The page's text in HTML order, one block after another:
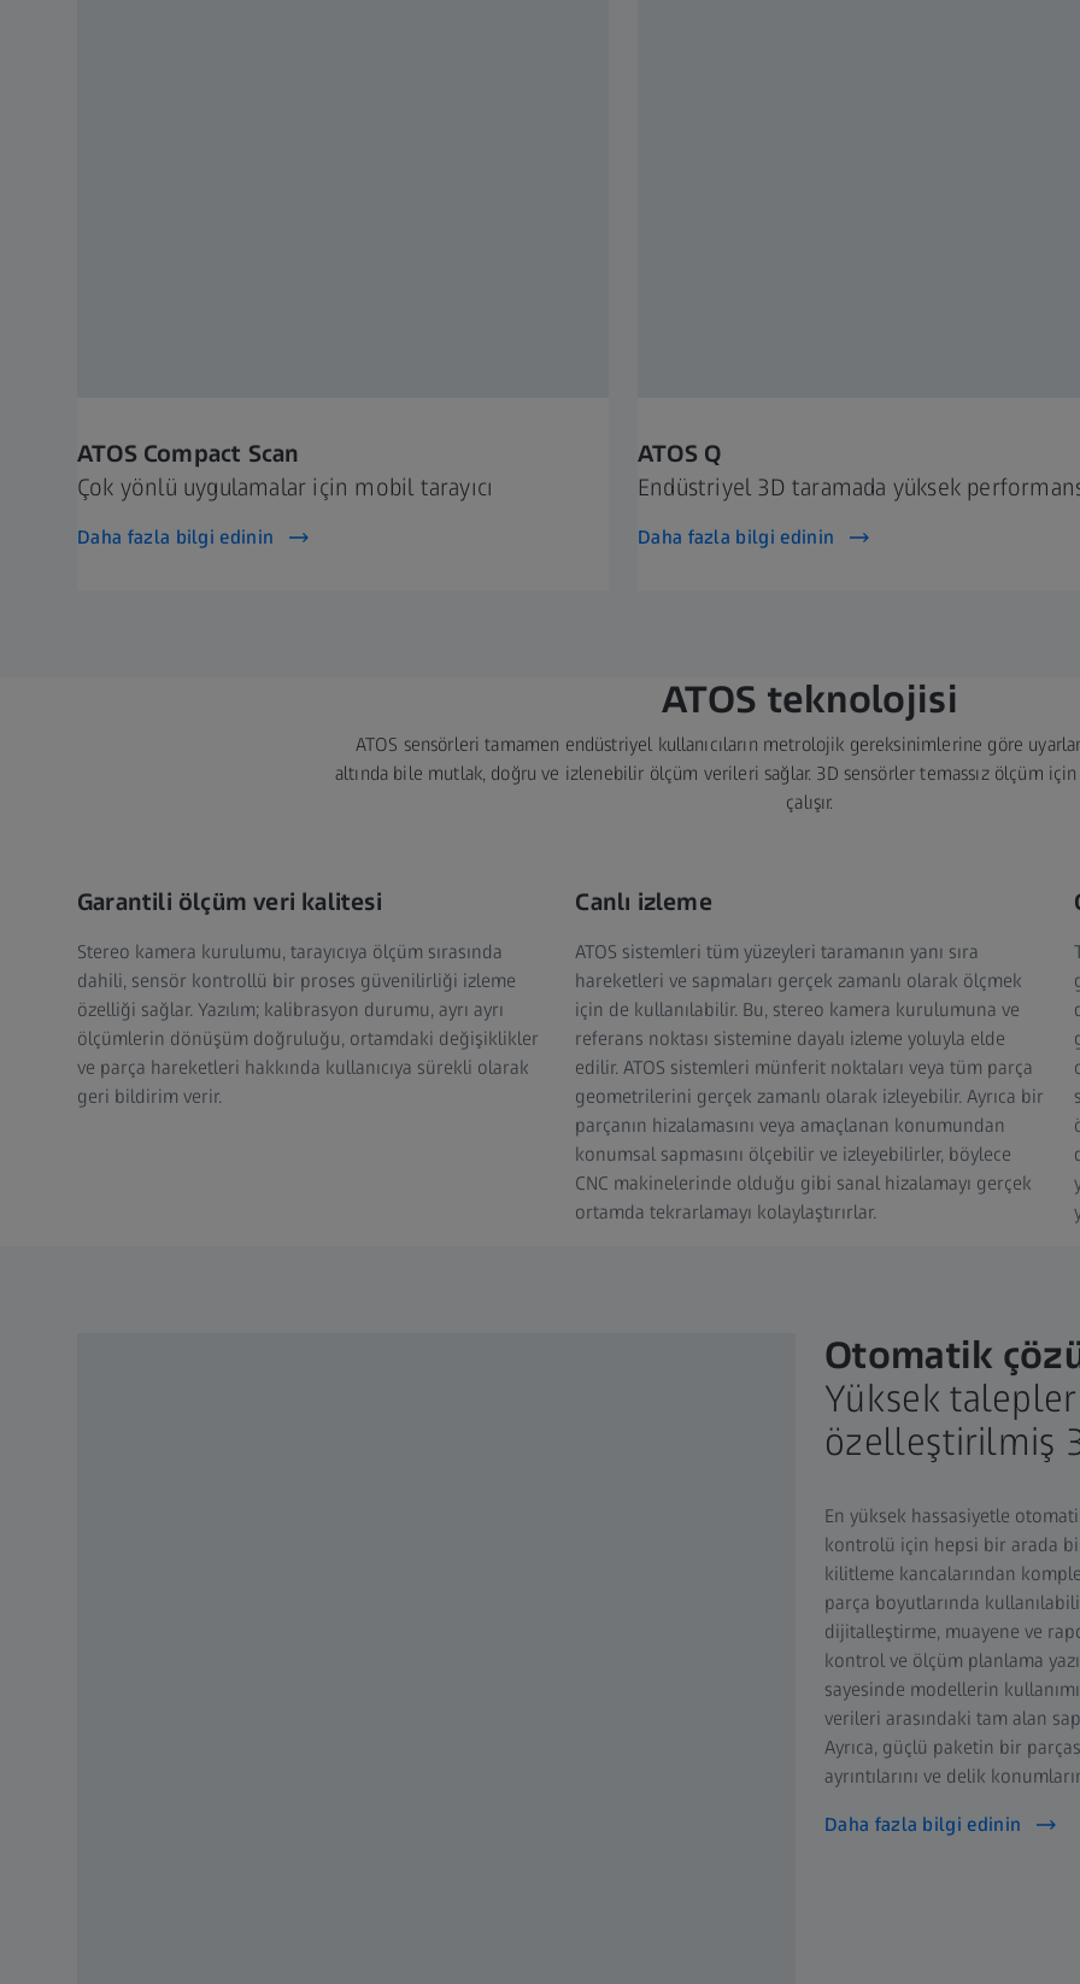
ATOS Compact Scan
Çok yönlü uygulamalar için mobil tarayıcı
Daha fazla bilgi edinin
ATOS Q
Endüstriyel 3D taramada yüksek
Daha fazla bilgi edinin
ATOS teknolojisi
ATOS sensörleri tamamen endüstriyel kullanıcıların metrolojik gereksinimlerine göre
altında bile mutlak, doğru ve izlenebilir ölçüm verileri sağlar. 3D sensörler temassız ölçüm için
çalışır.
Garantili ölçüm veri kalitesi
Stereo kamera kurulumu, tarayıcıya ölçüm sırasında
dahili, sensör kontrollü bir proses güvenilirliği izleme
özelliği sağlar. Yazılım; kalibrasyon durumu, ayrı ayrı
ölçümlerin dönüşüm doğruluğu, ortamdaki değişiklikler
ve parça hareketleri hakkında kullanıcıya sürekli olarak
geri bildirim verir.
Canlı izleme
ATOS sistemleri tüm yüzeyleri taramanın yanı sıra
hareketleri ve sapmaları gerçek zamanlı olarak ölçmek
için de kullanılabilir. Bu, stereo kamera kurulumuna ve
referans noktası sistemine dayalı izleme yoluyla elde
edilir. ATOS sistemleri münferit noktaları veya tüm parça
geometrilerini gerçek zamanlı olarak izleyebilir. Ayrıca bir
parçanın hizalamasını veya amaçlanan konumundan
konumsal sapmasını ölçebilir ve izleyebilirler, böylece
CNC makinelerinde olduğu gibi sanal hizalamayı gerçek
ortamda tekrarlamayı kolaylaştırırlar.
Otomatik
Yüksek
özelleştirilmiş
En yüksek hassasiyetle
kontrolü için hepsi bir arada
kilitleme kancalarından
parça boyutlarında
dijitalleştirme, muayene ve
kontrol ve ölçüm planlama
sayesinde modellerin
verileri arasındaki tam alan
Ayrıca, güçlü paketin bir
ayrıntılarını ve delik
Daha fazla bilgi edinin